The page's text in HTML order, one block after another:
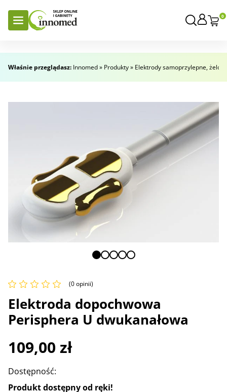
0
Właśnie przeglądasz: Innomed» Produkty» Elektrody samoprzylepne,
(0 opinii)
Elektroda dopochwowa
Perisphera U dwukanałowa
109,00 zł
Dostępność:
Produkt dostępny od ręki!